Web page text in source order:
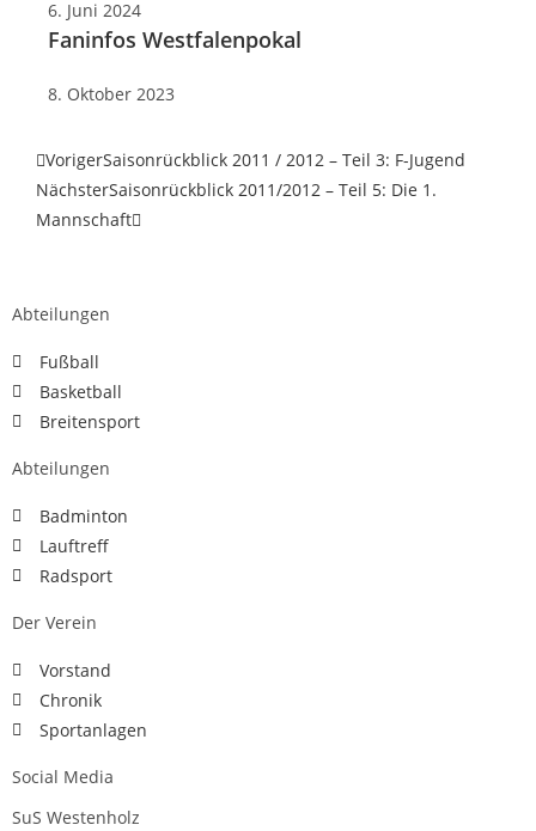
6. Juni 2024
Faninfos Westfalenpokal
8. Oktober 2023
VorigerSaisonrückblick 2011 / 2012 – Teil 3: F-Jugend
NächsterSaisonrückblick 2011/2012 – Teil 5: Die 1.
Mannschaft
Abteilungen
Fußball
Basketball
Breitensport
Abteilungen
Badminton
Lauftreff
Radsport
Der Verein
Vorstand
Chronik
Sportanlagen
Social Media
SuS Westenholz